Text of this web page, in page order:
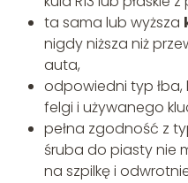
ta sama lub wyższa
nigdy niższa niż
auta,
odpowiedni typ
felgi i używanego
pełna zgodność z
śruba do piasty nie
na szpilkę i